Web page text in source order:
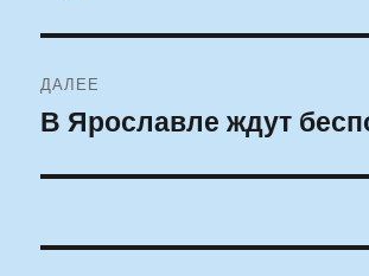
ДАЛЕЕ
Следующая
В Ярославле ждут